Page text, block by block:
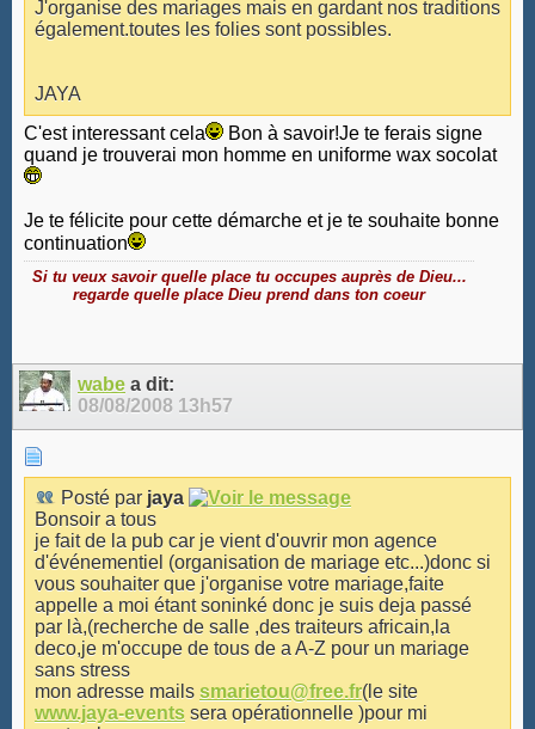
J'organise des mariages mais en gardant nos traditions
également.toutes les folies sont possibles.
JAYA
C'est interessant cela
Bon à savoir!Je te ferais signe
quand je trouverai mon homme en uniforme wax socolat
Je te félicite pour cette démarche et je te souhaite bonne
continuation
Si tu veux savoir quelle place tu occupes auprès de Dieu...
regarde quelle place Dieu prend dans ton coeur
wabe a dit:
08/08/2008 13h57
Posté par jaya
Bonsoir a tous
je fait de la pub car je vient d'ouvrir mon agence
d'événementiel (organisation de mariage etc...)donc si
vous souhaiter que j'organise votre mariage,faite
appelle a moi étant soninké donc je suis deja passé
par là,(recherche de salle ,des traiteurs africain,la
deco,je m'occupe de tous de a A-Z pour un mariage
sans stress
mon adresse mails smarietou@free.fr(le site
www.jaya-events sera opérationnelle )pour mi